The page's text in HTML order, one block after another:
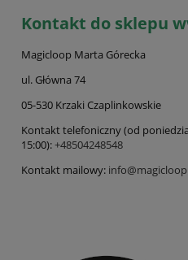
Kontakt do sklepu
Magicloop Marta Górecka
ul. Główna 74
05-530 Krzaki Czaplinkowskie
Kontakt telefoniczny (od
15:00):+48504248548
Kontakt mailowy: